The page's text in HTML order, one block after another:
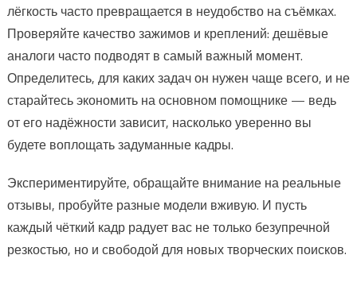
лёгкость часто превращается в неудобство на съёмках.
Проверяйте качество зажимов и креплений: дешёвые
аналоги часто подводят в самый важный момент.
Определитесь, для каких задач он нужен чаще всего, и не
старайтесь экономить на основном помощнике — ведь
от его надёжности зависит, насколько уверенно вы
будете воплощать задуманные кадры.
Экспериментируйте, обращайте внимание на реальные
отзывы, пробуйте разные модели вживую. И пусть
каждый чёткий кадр радует вас не только безупречной
резкостью, но и свободой для новых творческих поисков.